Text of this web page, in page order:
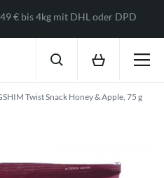
€ bis 4kg mit DHL oder DPD
Twist Snack Honey & Apple, 75 g